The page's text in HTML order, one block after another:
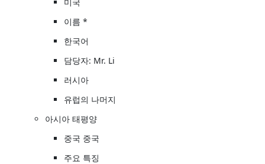
이름 *
한국어
담당자: Mr. Li
러시아
유럽의 나머지
아시아 태평양
중국 중국
주요 특징